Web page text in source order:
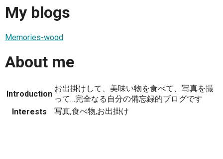
My blogs
Memories-wood
About me
Introduction
お出掛けして、美味い物を食べて、写真を撮
って…完全なる自分の備忘録的ブログです
Interests
写真,食べ物,お出掛け